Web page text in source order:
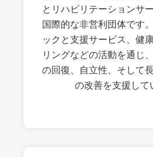
とリハビリテーションサ
国際的な非営利団体です
ックと支援サービス、健
リングなどの活動を通じ
の回復、自立性、そして
の改善を支援して